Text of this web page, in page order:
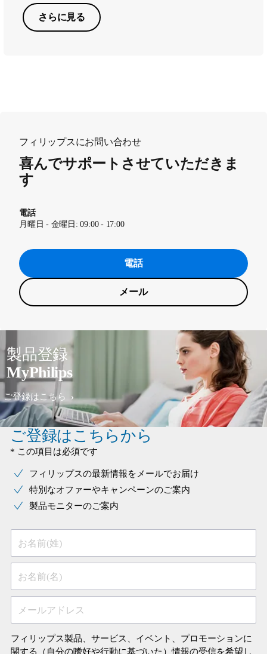
さらに見る
フィリップスにお問い合わせ
喜んでサポートさせていただきま
す
電話
月曜日 - 金曜日: 09:00 - 17:00
電話
メール
製品登録
MyPhilips
ご登録はこちら
ご登録はこちらから
* この項目は必須です
フィリップスの最新情報をメールでお届け
特別なオファーやキャンペーンのご案内
製品モニターのご案内
お名前(姓)
お名前(名)
メールアドレス
フィリップス製品、サービス、イベント、プロモーションに
関する（自分の嗜好や行動に基づいた）情報の受信を希望し